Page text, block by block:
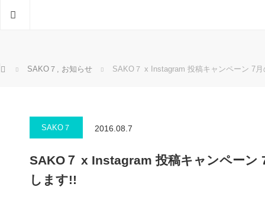
ホーム SAKO７ , お知らせ SAKO７ x Instagram 投稿キャンペーン 7
SAKO７ 2016.08.7
SAKO７ x Instagram 投稿キャンペーン
します!!